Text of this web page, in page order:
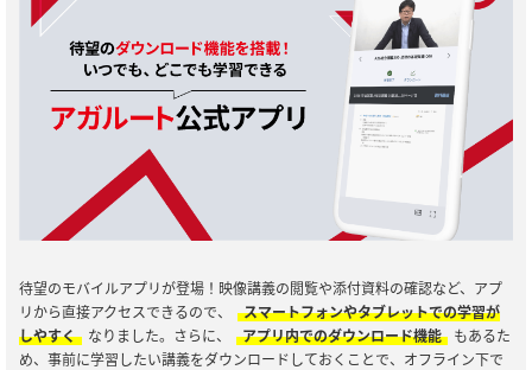
待望のモバイルアプリが登場！映像講義の閲覧や添付資料の確認など、アプ
リから直接アクセスできるので、
スマートフォンやタブレットでの学習が
しやすく
なりました。さらに、 アプリ内でのダウンロード機能
もあるた
め、事前に学習したい講義をダウンロードしておくことで、オフライン下で